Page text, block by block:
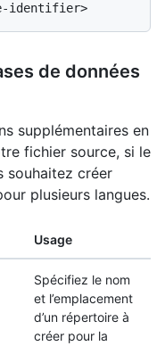
de données
supplémentaires en
fichier source, si le
souhaitez créer
plusieurs langues.
Usage
Spécifiez le nom
et l’emplacement
d’un répertoire à
créer pour la